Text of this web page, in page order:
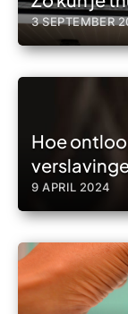
3 SEPTEMBER
Hoe
9 APRIL 2024